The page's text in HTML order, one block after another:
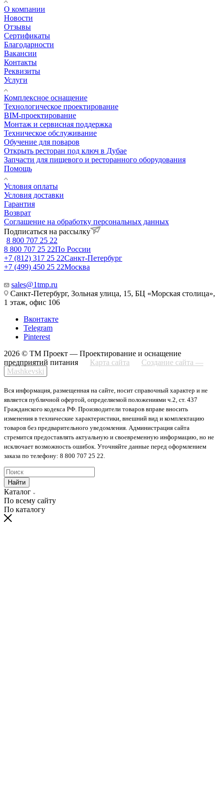
О компании
Новости
Отзывы
Сертификаты
Благодарности
Вакансии
Контакты
Реквизиты
Услуги
Комплексное оснащение
Технологическое проектирование
BIM-проектирование
Монтаж и сервисная поддержка
Техническое обслуживание
Обучение для поваров
Открыть ресторан под ключ в Дубае
Запчасти для пищевого и ресторанного оборудования
Помощь
Условия оплаты
Условия доставки
Гарантия
Возврат
Соглашение на обработку персональных данных
Подписаться на рассылку
8 800 707 25 22
8 800 707 25 22По России
+7 (812) 317 25 22Санкт-Петербург
+7 (499) 450 25 22Москва
sales@1tmp.ru
Санкт-Петербург, Зольная улица, 15, БЦ «Морская столица»,
1 этаж, офис 106
Вконтакте
Telegram
Pinterest
2026 © ТМ Проект — Проектирование и оснащение
предприятий питания
Карта сайта
Создание сайта —
Mashkevski
Вся информация, размещенная на сайте, носит справочный характер и не
является публичной офертой, определяемой положениями ч.2, ст. 437
Гражданского кодекса РФ. Производители товаров вправе вносить
изменения в технические характеристики, внешний вид и комплектацию
товаров без предварительного уведомления. Администрация сайта
стремится предоставлять актуальную и своевременную информацию, но не
исключает возможность ошибок. Уточняйте данные перед оформлением
заказа по телефону: 8 800 707 25 22.
Найти
Каталог
По всему сайту
По каталогу